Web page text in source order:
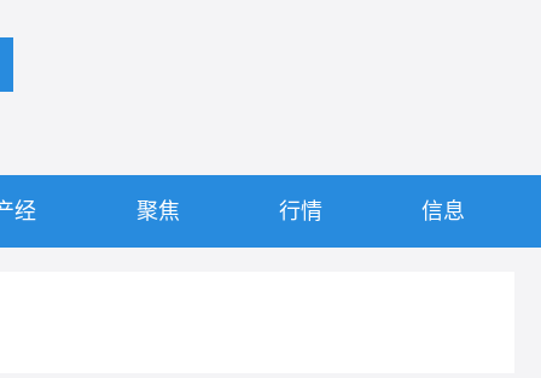
经 聚焦 行情 信息